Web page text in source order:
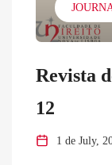
Revista
12
1 de July,